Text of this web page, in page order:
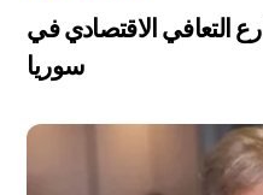
التعافي الاقتصادي في
سوريا